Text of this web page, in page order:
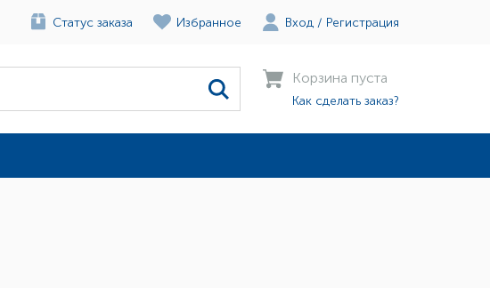
Статус заказа Избранное Вход / Регистрация
Корзина пуста
Как сделать заказ?